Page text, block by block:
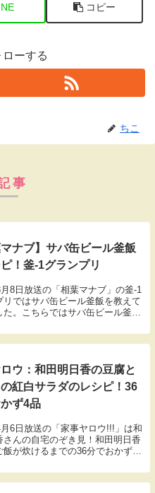
コピー
ーする
ちこ
事
マナブ】サバ缶ビール釜飯
！釜-1グランプリ
8日放送の「相葉マナブ」の釜-1
リではサバ缶ビール釜飯を教えて
た。こちらではサバ缶ビール釜飯
ます。
ウ：和田明日香の豆腐と
の紅白サラダのレシピ！36
ず4品
6日放送の「家事ヤロウ!!!」は和
さんの自宅のぞき見！和田明日香
飯が炊けるまでの36分でおかず4
料や作り方のレシピをまとめまし
介します。